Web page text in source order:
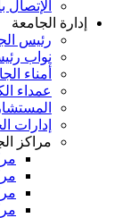
الإتصال
إدارة الجامعة
رئيس
نواب
أمناء
عمداء
إدارات
مراكز